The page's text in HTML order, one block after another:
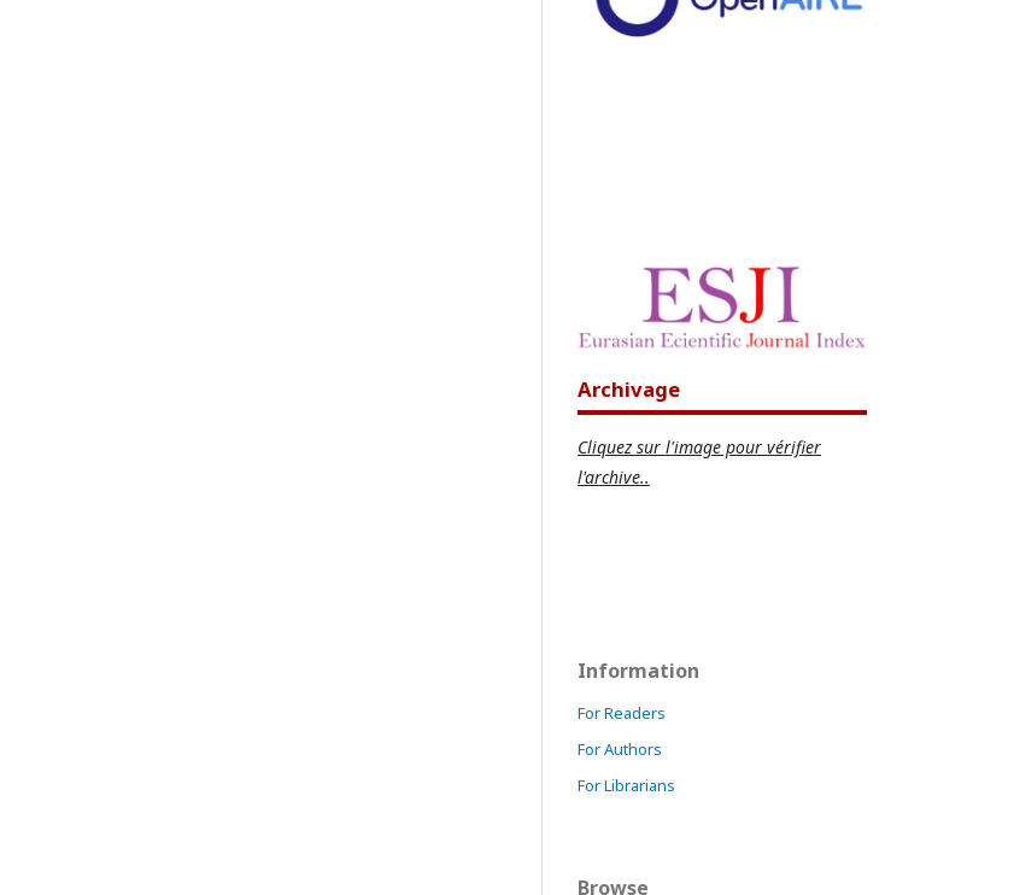
Archivage
Cliquez sur l'image pour vérifier
l'archive..
Information
For Readers
For Authors
For Librarians
Browse